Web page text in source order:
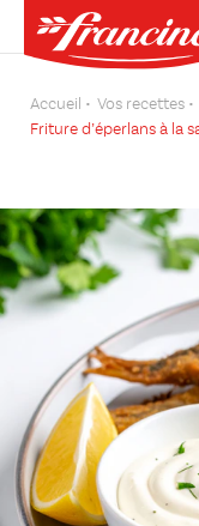
Accueil Vos recettes
Friture d’éperlans à la